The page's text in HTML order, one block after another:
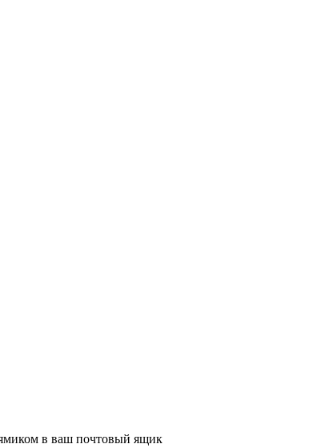
в ваш почтовый ящик